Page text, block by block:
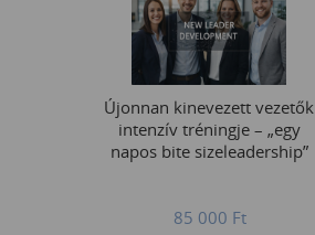
Újonnan kinevezett vezetők
intenzív tréningje – „egy
napos bite sizeleadership”
85 000 Ft